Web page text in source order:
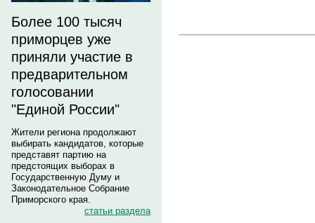
Более 100 тысяч
приморцев уже
приняли участие в
предварительном
голосовании
"Единой России"
Жители региона продолжают
выбирать кандидатов, которые
представят партию на
предстоящих выборах в
Государственную Думу и
Законодательное Собрание
Приморского края.
статьи раздела